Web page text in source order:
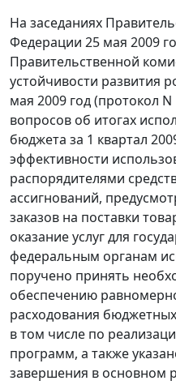
На заседаниях
Федерации 25 мая 2009
Правительственной
устойчивости развития
мая 2009 год (протокол
вопросов об итогах
бюджета за 1 квартал
эффективности
распорядителями
ассигнований,
заказов на поставки
оказание услуг для
федеральным органам
поручено принять
обеспечению
расходования
в том числе по
программ, а также
завершения в основном